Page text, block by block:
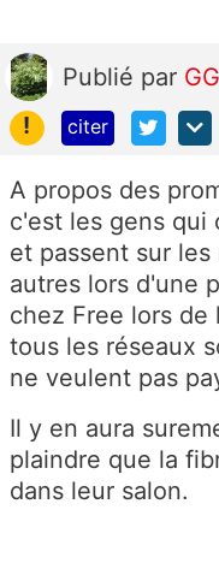
Publié par GG
!
citer
A propos des
c'est les gens qui
et passent sur
autres lors d'une
chez Free lors de
tous les réseaux
ne veulent pas
Il y en aura
plaindre que la
dans leur salon.